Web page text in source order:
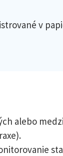
v
alebo